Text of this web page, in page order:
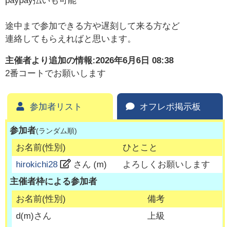
途中まで参加できる方や遅刻して来る方など
連絡してもらえればと思います。
主催者より追加の情報:2026年6月6日 08:38
2番コートでお願いします
参加者リスト オフレポ掲示板
参加者(ランダム順)
お名前(性別)
ひとこと
hirokichi28
さん (m)
よろしくお願いします
主催者枠による参加者
お名前(性別)
備考
d(m)さん
上級